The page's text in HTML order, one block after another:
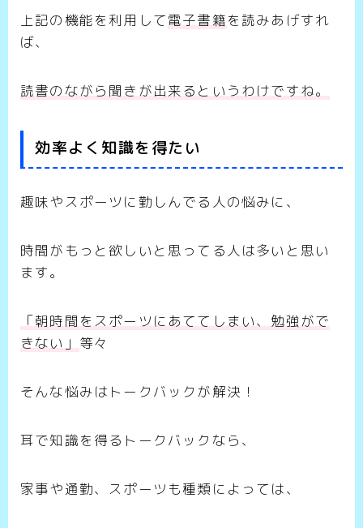
上記の機能を利用して電子書籍を読みあげすれ
ば、
読書のながら聞きが出来るというわけですね。
効率よく知識を得たい
趣味やスポーツに勤しんでる人の悩みに、
時間がもっと欲しいと思ってる人は多いと思い
ます。
「朝時間をスポーツにあててしまい、勉強がで
きない」 等々
そんな悩みはトークバックが解決！
耳で知識を得るトークバックなら、
家事や通勤、スポーツも種類によっては、